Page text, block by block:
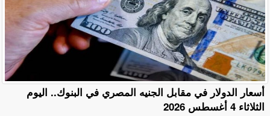
أسعار الدولار في مقابل الجنيه المصري في البنوك.. اليوم
الثلاثاء 4 أغسطس 2026